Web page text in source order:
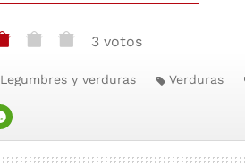
3 votos
y verduras Verduras